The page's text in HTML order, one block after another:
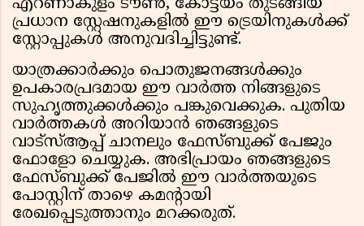
എറണാകുളം ടൗൺ, കോട്ടയം തുടങ്ങിയ
പ്രധാന സ്റ്റേഷനുകളിൽ ഈ ട്രെയിനുകൾക്ക്
സ്റ്റോപ്പുകൾ അനുവദിച്ചിട്ടുണ്ട്.
യാത്രക്കാർക്കും പൊതുജനങ്ങൾക്കും
ഉപകാരപ്രദമായ ഈ വാർത്ത നിങ്ങളുടെ
സുഹൃത്തുക്കൾക്കും പങ്കുവെക്കുക. പുതിയ
വാർത്തകൾ അറിയാൻ ഞങ്ങളുടെ
വാട്സ്ആപ്പ് ചാനലും ഫേസ്ബുക്ക് പേജും
ഫോളോ ചെയ്യുക. അഭിപ്രായം ഞങ്ങളുടെ
ഫേസ്ബുക്ക് പേജിൽ ഈ വാർത്തയുടെ
പോസ്റ്റിന് താഴെ കമന്റായി
രേഖപ്പെടുത്താനും മറക്കരുത്.